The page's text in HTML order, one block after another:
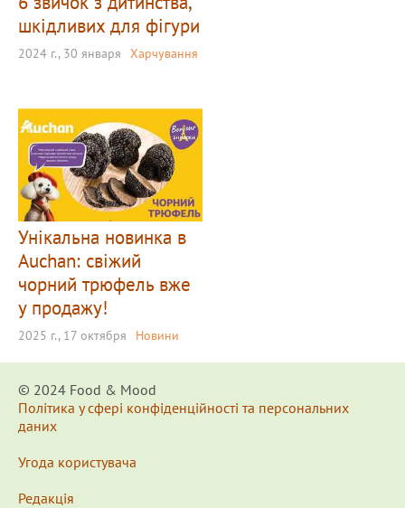
шкідливих для фігури
2024 г., 30 января Харчування
Унікальна новинка в
Auchan: свіжий
чорний трюфель вже
у продажу!
2025 г., 17 октября Новини
© 2024 Food & Мood
Політика у сфері конфіденційності та персональних
даних
Угода користувача
Редакція